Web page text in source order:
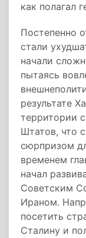
как полагал
Постепенно
стали
начали
пытаясь
результате
территории
Штатов, что
сюрпризом
временем
начал
Советским
Ираном.
посетить
Сталину и